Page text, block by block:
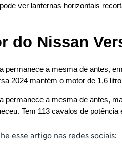
ver lanternas horizontais
do Nissan
permanece a mesma de antes,
2024 mantém o motor de 1,6
permanece a mesma de antes,
Tem 113 cavalos de
esse artigo nas redes sociais: